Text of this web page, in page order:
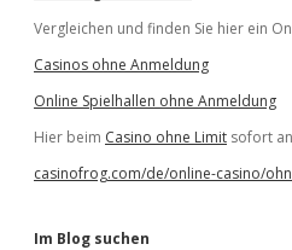
Vergleichen und finden Sie hier ein
Casinos ohne Anmeldung
Online Spielhallen ohne Anmeldung
Hier beim Casino ohne Limit sofort
casinofrog.com/de/online-casino/
Im Blog suchen